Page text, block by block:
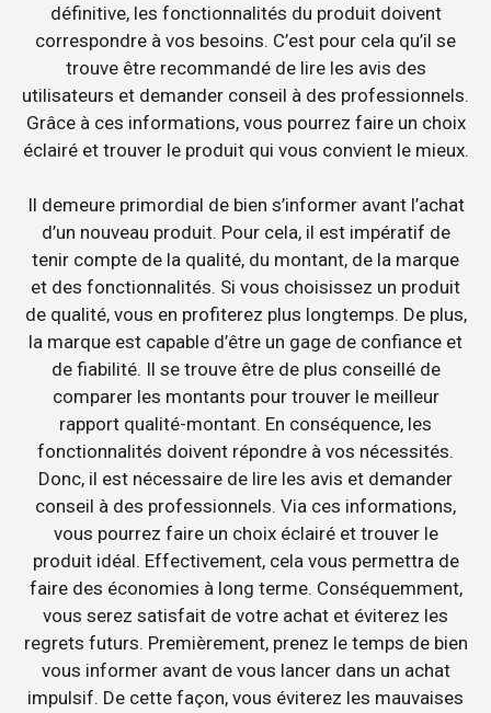
définitive, les fonctionnalités du produit doivent
correspondre à vos besoins. C’est pour cela qu’il se
trouve être recommandé de lire les avis des
utilisateurs et demander conseil à des professionnels.
Grâce à ces informations, vous pourrez faire un choix
éclairé et trouver le produit qui vous convient le mieux.
Il demeure primordial de bien s’informer avant l’achat
d’un nouveau produit. Pour cela, il est impératif de
tenir compte de la qualité, du montant, de la marque
et des fonctionnalités. Si vous choisissez un produit
de qualité, vous en profiterez plus longtemps. De plus,
la marque est capable d’être un gage de confiance et
de fiabilité. Il se trouve être de plus conseillé de
comparer les montants pour trouver le meilleur
rapport qualité-montant. En conséquence, les
fonctionnalités doivent répondre à vos nécessités.
Donc, il est nécessaire de lire les avis et demander
conseil à des professionnels. Via ces informations,
vous pourrez faire un choix éclairé et trouver le
produit idéal. Effectivement, cela vous permettra de
faire des économies à long terme. Conséquemment,
vous serez satisfait de votre achat et éviterez les
regrets futurs. Premièrement, prenez le temps de bien
vous informer avant de vous lancer dans un achat
impulsif. De cette façon, vous éviterez les mauvaises